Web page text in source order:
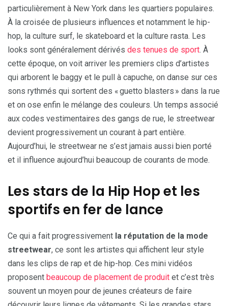
particulièrement à New York dans les quartiers populaires.
À la croisée de plusieurs influences et notamment le hip-
hop, la culture surf, le skateboard et la culture rasta. Les
looks sont généralement dérivés des tenues de sport. À
cette époque, on voit arriver les premiers clips d’artistes
qui arborent le baggy et le pull à capuche, on danse sur ces
sons rythmés qui sortent des « guetto blasters » dans la rue
et on ose enfin le mélange des couleurs. Un temps associé
aux codes vestimentaires des gangs de rue, le streetwear
devient progressivement un courant à part entière.
Aujourd’hui, le streetwear ne s’est jamais aussi bien porté
et il influence aujourd’hui beaucoup de courants de mode.
Les stars de la Hip Hop et les
sportifs en fer de lance
Ce qui a fait progressivement la réputation de la mode
streetwear, ce sont les artistes qui affichent leur style
dans les clips de rap et de hip-hop. Ces mini vidéos
proposent beaucoup de placement de produit et c’est très
souvent un moyen pour de jeunes créateurs de faire